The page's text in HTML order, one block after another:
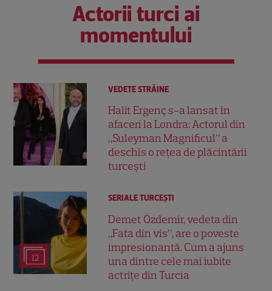
Actorii turci ai
momentului
VEDETE STRĂINE
Halit Ergenç s-a lansat în
afaceri la Londra: Actorul din
„Suleyman Magnificul” a
deschis o rețea de plăcintării
turcești
12
SERIALE TURCEŞTI
Demet Özdemir, vedeta din
„Fata din vis”, are o poveste
impresionantă. Cum a ajuns
una dintre cele mai iubite
actrițe din Turcia